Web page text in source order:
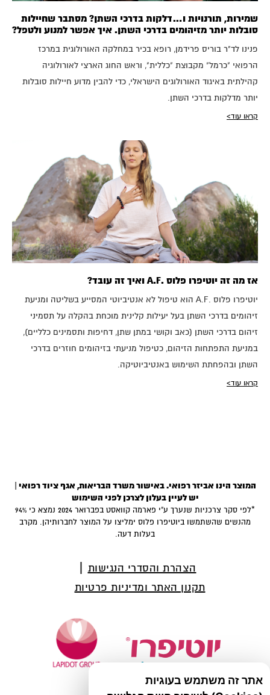
שמירות, תורנויות ו…דלקות בדרכי השתן? מסתבר שחיילות
סובלות יותר מזיהומים בדרכי השתן. איך אפשר למנוע ולטפל?
פנינו לד"ר בוריס פרידמן, רופא בכיר במחלקה האורולוגית במרכז
הרפואי "כרמל" מקבוצת "כללית", וראש החוג הארצי לאורולוגיה
קהילתית באיגוד האורולוגים הישראלי, כדי להבין מדוע חיילות סובלות
יותר מדלקות בדרכי השתן.
קראו עוד>
אז מה זה יוטיפרו פלוס .A.F ואיך זה עובד?
יוטיפרו פלוס .A.F הוא טיפול לא אנטיביוטי המסייע בשליטה ומניעת
זיהומים בדרכי השתן בעל יעילות קלינית מוכחת בהקלה על תסמיני
זיהום בדרכי השתן (כאב וקושי במתן שתן, דחיפות ותסמינים כלליים),
במניעת התפתחות הזיהום, כטיפול מניעתי בזיהומים חוזרים בדרכי
השתן ובהפחתת השימוש באנטיביוטיקה.
קראו עוד>
המוצר הינו אביזר רפואי. באישור משרד הבריאות, אגף ציוד רפואי |
יש לעיין בעלון לצרכן לפני השימוש
*לפי סקר צרכניות שנערך ע"י פארמה קוואסט בפברואר 2024 נמצא כי 94%
מהנשים שהשתמשו ביוטיפרו פלוס ימליצו על המוצר לחברותיהן. מקרב
בעלות דעה.
הצהרת והסדרי הנגישות
תקנון האתר ומדיניות פרטיות
אתר זה משתמש בעוגיות